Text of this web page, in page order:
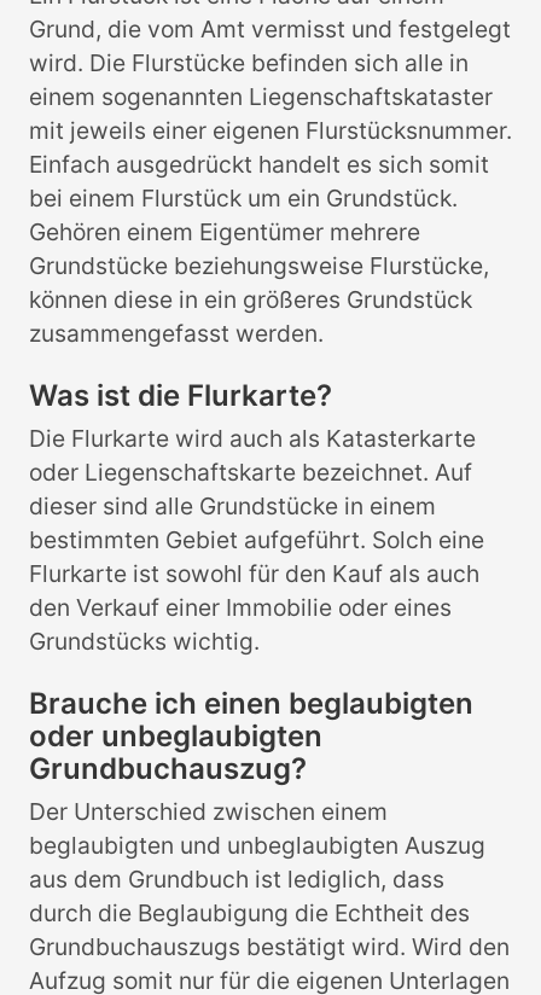
Grund, die vom Amt vermisst und festgelegt
wird. Die Flurstücke befinden sich alle in
einem sogenannten Liegenschaftskataster
mit jeweils einer eigenen Flurstücksnummer.
Einfach ausgedrückt handelt es sich somit
bei einem Flurstück um ein Grundstück.
Gehören einem Eigentümer mehrere
Grundstücke beziehungsweise Flurstücke,
können diese in ein größeres Grundstück
zusammengefasst werden.
Was ist die Flurkarte?
Die Flurkarte wird auch als Katasterkarte
oder Liegenschaftskarte bezeichnet. Auf
dieser sind alle Grundstücke in einem
bestimmten Gebiet aufgeführt. Solch eine
Flurkarte ist sowohl für den Kauf als auch
den Verkauf einer Immobilie oder eines
Grundstücks wichtig.
Brauche ich einen beglaubigten
oder unbeglaubigten
Grundbuchauszug?
Der Unterschied zwischen einem
beglaubigten und unbeglaubigten Auszug
aus dem Grundbuch ist lediglich, dass
durch die Beglaubigung die Echtheit des
Grundbuchauszugs bestätigt wird. Wird den
Aufzug somit nur für die eigenen Unterlagen